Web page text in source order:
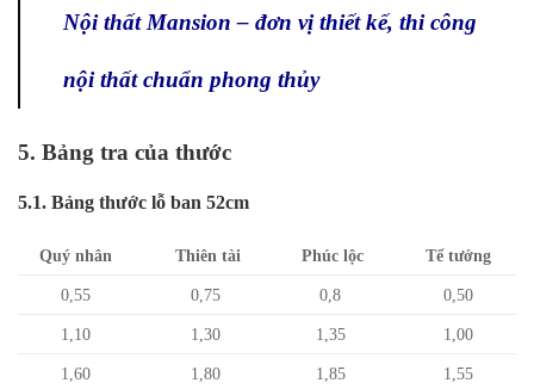
Nội thất Mansion – đơn vị thiết kế, thi công
nội thất chuẩn phong thủy
5. Bảng tra của thước
5.1. Bảng thước lỗ ban 52cm
Quý nhân Thiên tài Phúc lộc Tể tướng
0,55 0,75 0,8 0,50
1,10 1,30 1,35 1,00
1,60 1,80 1,85 1,55